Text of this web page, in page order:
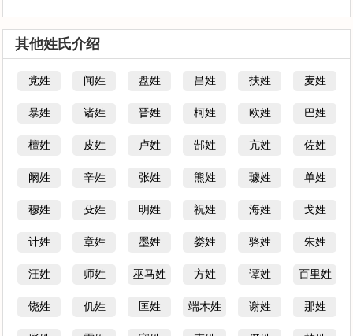
其他姓氏介绍
党姓 闻姓 盘姓 昌姓 扶姓 麦姓
暴姓 诸姓 晋姓 柯姓 欧姓 巴姓
檀姓 皮姓 卢姓 郜姓 亢姓 佐姓
阚姓 辛姓 张姓 熊姓 璩姓 单姓
穆姓 殳姓 明姓 祝姓 海姓 戈姓
计姓 章姓 墨姓 娄姓 骆姓 朱姓
汪姓 师姓 巫马姓 方姓 谭姓 百里姓
饶姓 仉姓 匡姓 端木姓 谢姓 那姓